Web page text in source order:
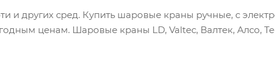
и других сред. Купить шаровые краны ручные, с
ценам. Шаровые краны LD, Valtec, Валтек, Алсо,